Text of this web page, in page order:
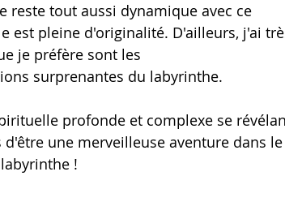
reste tout aussi dynamique avec ce
est pleine d'originalité. D'ailleurs, j'ai
je préfère sont les
surprenantes du labyrinthe.
profonde et complexe se
une merveilleuse aventure dans le
!